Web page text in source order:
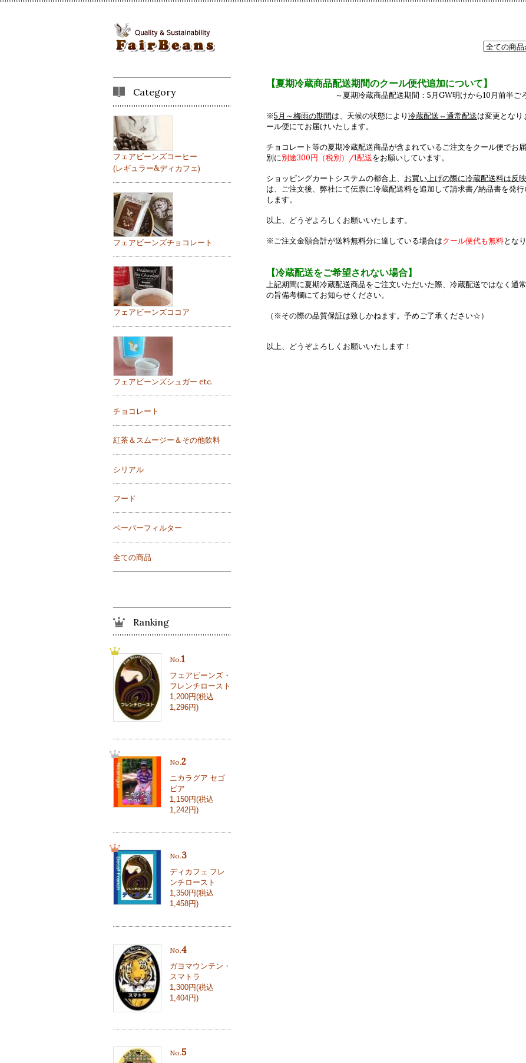
【夏期冷蔵商品配送期間のクール便代追加について】
～夏期冷蔵商品配送期間：5月GW明けから10月前半ごろ
※5月～梅雨の期間は、天候の状態により冷蔵配送⇔通常配送は変更となり
ール便にてお届けいたします。
チョコレート等の夏期冷蔵配送商品が含まれているご注文をクール便でお
別に別途300円（税別）/1配送をお願いしています。
ショッピングカートシステムの都合上、 お買い上げの際に冷蔵配送料は反
は、ご注文後、弊社にて伝票に冷蔵配送料を追加して請求書/納品書を発
します。
以上、どうぞよろしくお願いいたします。
※ご注文金額合計が送料無料分に達している場合はクール便代も無料とな
【冷蔵配送をご希望されない場合】
上記期間に夏期冷蔵配送商品をご注文いただいた際、冷蔵配送ではなく通
の旨備考欄にてお知らせください。
（※その際の品質保証は致しかねます。予めご了承ください☆）
以上、どうぞよろしくお願いいたします！
Category
フェアビーンズコーヒー
(レギュラー&ディカフェ)
フェアビーンズチョコレート
フェアビーンズココア
フェアビーンズシュガー etc.
チョコレート
紅茶＆スムージー＆その他飲料
シリアル
フード
ペーパーフィルター
全ての商品
Ranking
No.1
フェアビーンズ・
フレンチロースト
1,200円(税込
1,296円)
No.2
ニカラグア セゴ
ビア
1,150円(税込
1,242円)
No.3
ディカフェ フレ
ンチロースト
1,350円(税込
1,458円)
No.4
ガヨマウンテン・
スマトラ
1,300円(税込
1,404円)
No.5